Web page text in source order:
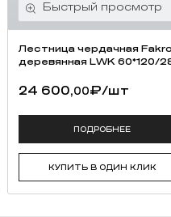
Лестница чердачная
деревянная LWK 60*120/
24 600,00₽/шт
ПОДРОБНЕЕ
КУПИТЬ В ОДИН КЛИК